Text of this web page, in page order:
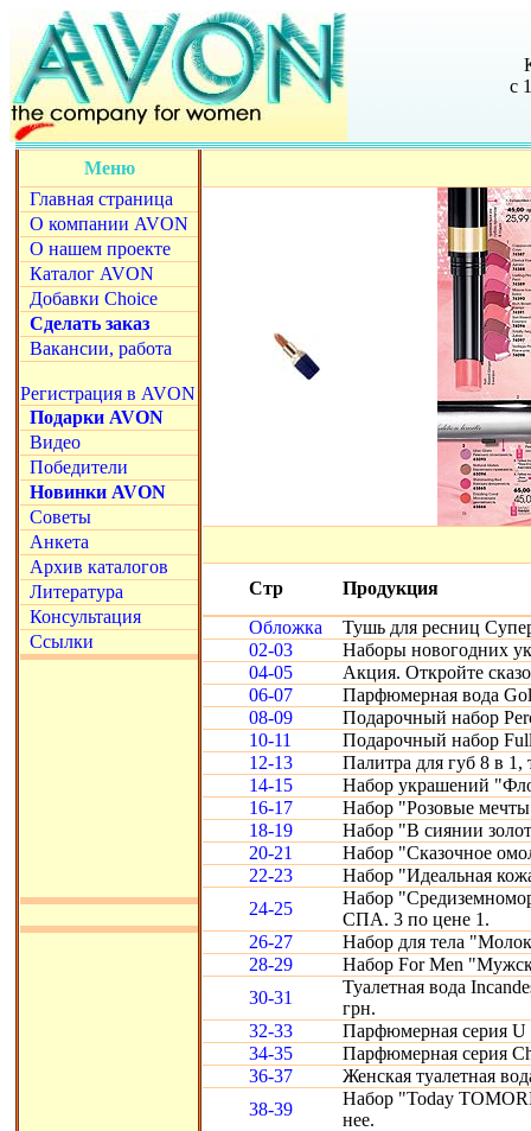
с
Меню
Главная страница
О компании AVON
О нашем проекте
Каталог AVON
Добавки Choice
Сделать заказ
Вакансии, работа
Регистрация в AVON
Подарки AVON
Видео
Победители
Новинки AVON
Советы
Анкета
Архив каталогов
Литература
Консультация
Ссылки
Стр
Продукция
Обложка
Тушь для ресниц
02-03
Наборы новогодних
04-05
Акция. Откройте
06-07
Парфюмерная вода
08-09
Подарочный набор
10-11
Подарочный набор
12-13
Палитра для губ 8 в 1,
14-15
Набор украшений
16-17
Набор "Розовые
18-19
Набор "В сиянии
20-21
Набор "Сказочное
22-23
Набор "Идеальная
24-25
Набор
СПА. 3 по цене 1.
26-27
Набор для тела
28-29
Набор For Men
30-31
Туалетная вода
грн.
32-33
Парфюмерная серия U
34-35
Парфюмерная серия
36-37
Женская туалетная
38-39
Набор "Today
нее.